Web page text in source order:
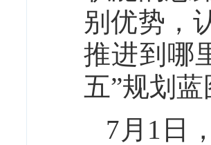
别优势，
推进到哪
五”规划
7月1日